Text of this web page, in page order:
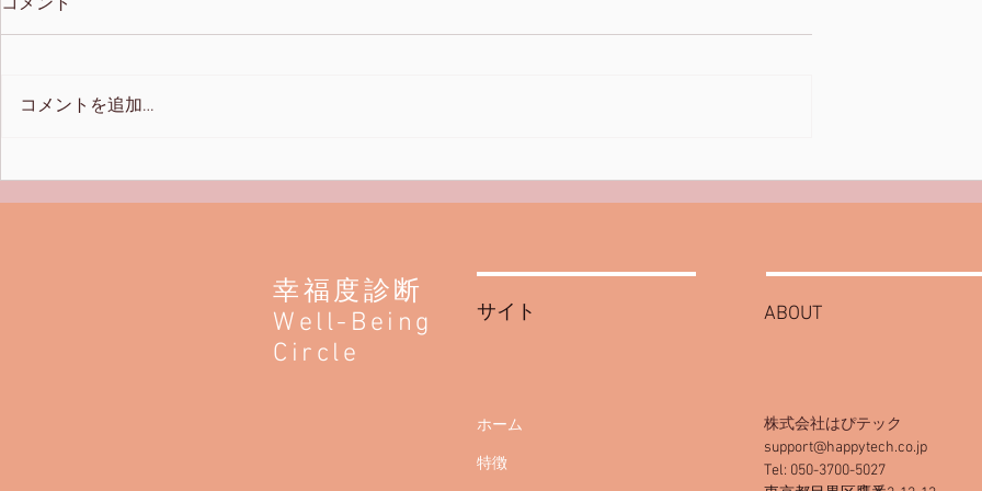
コメントを追加…
幸福度診断
Well-Being
Circle
サイト ABOUT
ホーム
特徴
株式会社はぴテック
support@happytech.co.jp
Tel: 050-3700-5027